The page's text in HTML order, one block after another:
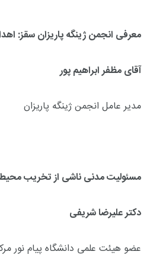
معرفی انجمن ژینگه پاریزان سقز:
آقای مظفر ابراهیم پور
مدیر عامل انجمن ژینگه پاریزان
مسئولیت مدنی ناشی از تخریب
دکتر علیرضا شریفی
عضو هیئت علمی دانشگاه پیام نور